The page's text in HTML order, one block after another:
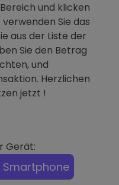
und klicken
Sie das
aus der Liste der
Sie den Betrag
und
Herzlichen
jetzt !
Gerät:
Smartphone